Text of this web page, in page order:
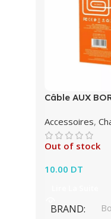
Câble AUX
Accessoires,
Out of stock
10.00 DT
BRAND